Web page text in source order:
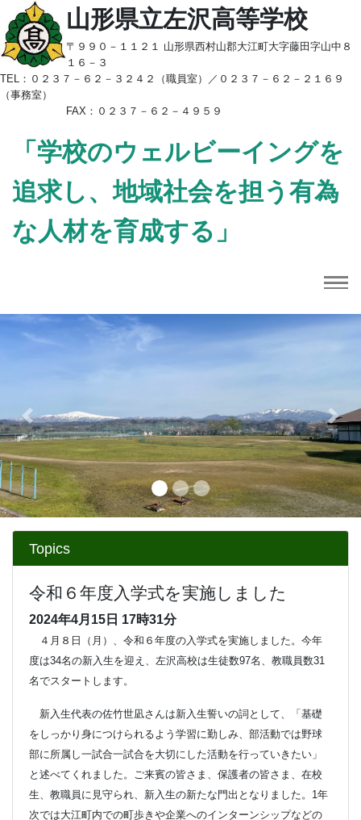
山形県立左沢高等学校
〒９９０－１１２１ 山形県西村山郡大江町大字藤田字山中８
１６－３
TEL： ０２３７－６２－３２４２（職員室）／ ０２３７－６２－２１６９
（事務室）
FAX：０２３７－６２－４９５９
「学校のウェルビーイングを
追求し、地域社会を担う有為
な人材を育成する」
Previous Next
Topics
令和６年度入学式を実施しました
2024年4月15日 17時31分
４月８日（月）、令和６年度の入学式を実施しました。今年
度は34名の新入生を迎え、左沢高校は生徒数97名、教職員数31
名でスタートします。
新入生代表の佐竹世凪さんは新入生誓いの詞として、「基礎
をしっかり身につけられるよう学習に勤しみ、部活動では野球
部に所属し一試合一試合を大切にした活動を行っていきたい」
と述べてくれました。ご来賓の皆さま、保護者の皆さま、在校
生、教職員に見守られ、新入生の新たな門出となりました。 1年
次では大江町内での町歩きや企業へのインターンシップなどの